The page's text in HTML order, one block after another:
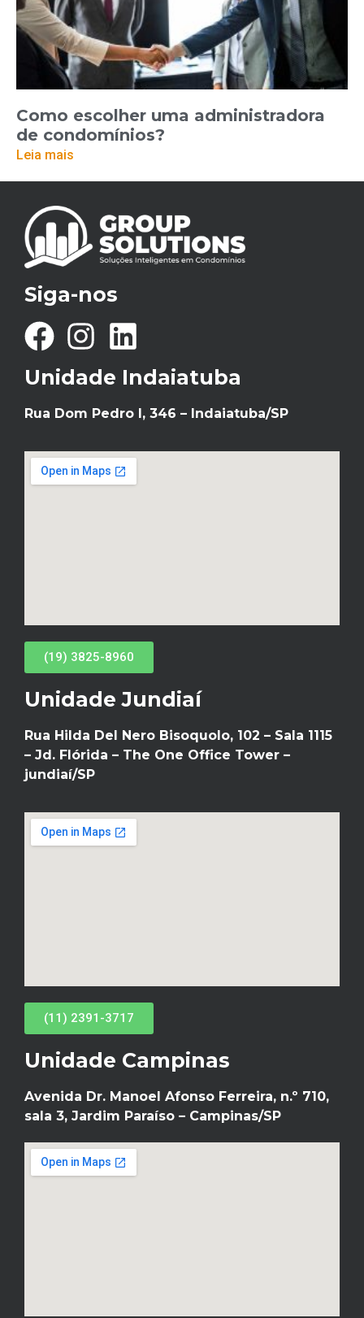
Como escolher uma administradora
de condomínios?
Leia mais
Siga-nos
Unidade Indaiatuba
Rua Dom Pedro I, 346 – Indaiatuba/SP
(19) 3825-8960
Unidade Jundiaí
Rua Hilda Del Nero Bisoquolo, 102 – Sala 1115
– Jd. Flórida – The One Office Tower –
jundiaí/SP
(11) 2391-3717
Unidade Campinas
Avenida Dr. Manoel Afonso Ferreira, n.º 710,
sala 3, Jardim Paraíso – Campinas/SP